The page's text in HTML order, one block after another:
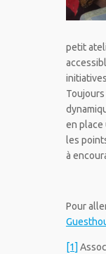
petit
en
les
à
Pour
[1]